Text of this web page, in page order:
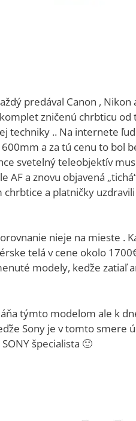
predával Canon , Nikon
zničenú chrbticu od
techniky .. Na internete
a za tú cenu to bol
svetelný teleobjektív
a znovu objavená
a platničky uzdravili
nieje na mieste .
telá v cene okolo
modely, keďže zatiaľ
týmto modelom ale k
Sony je v tomto smere
špecialista 🙂